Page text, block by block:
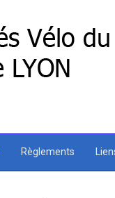
Règlements